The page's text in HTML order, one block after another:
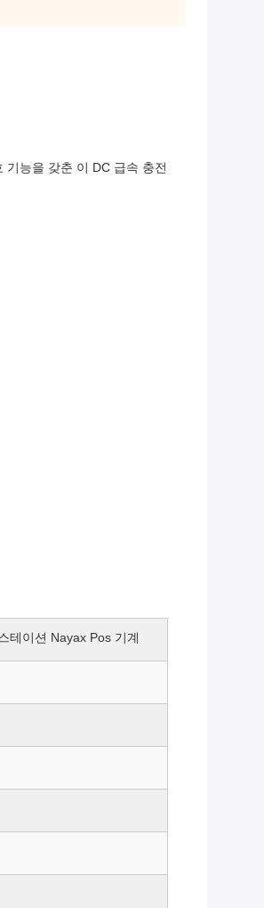
능을 갖춘 이 DC 급속 충전
테이션 Nayax Pos 기계